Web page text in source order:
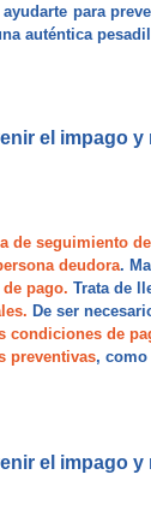
para
auténtica
el impago
de seguimiento
deudora.
pago. Trata de
De ser
condiciones de
preventivas,
el impago